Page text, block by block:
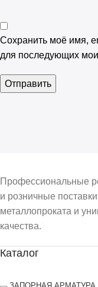
Сохранить моё имя,
для последующих
Профессиональные
и розничные
металлопроката и
качества.
Каталог